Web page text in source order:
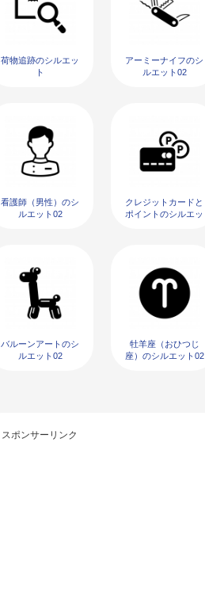
荷物追跡のシルエッ
ト
アーミーナイフのシ
ルエット02
看護師（男性）のシ
ルエット02
クレジットカードと
ポイントのシルエッ
バルーンアートのシ
ルエット02
牡羊座（おひつじ
座）のシルエット02
スポンサーリンク